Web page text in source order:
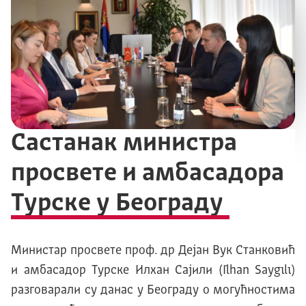
Састанак министра
просвете и амбасадора
Турске у Београду
Министар просвете проф. др Дејан Вук Станковић
и амбасадор Турске Илхан Сајили (İlhan Saygılı)
разговарали су данас у Београду о могућностима